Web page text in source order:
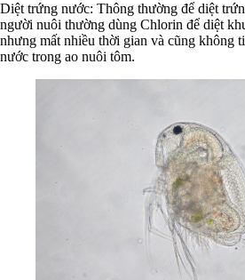
Diệt trứng nước: Thông thường để diệt
người nuôi thường dùng Chlorin để diệt
nhưng mất nhiều thời gian và cũng không
nước trong ao nuôi tôm.